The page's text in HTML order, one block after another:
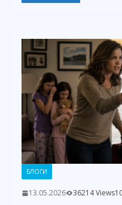
БЛОГИ
13.05.2026 36214 Views